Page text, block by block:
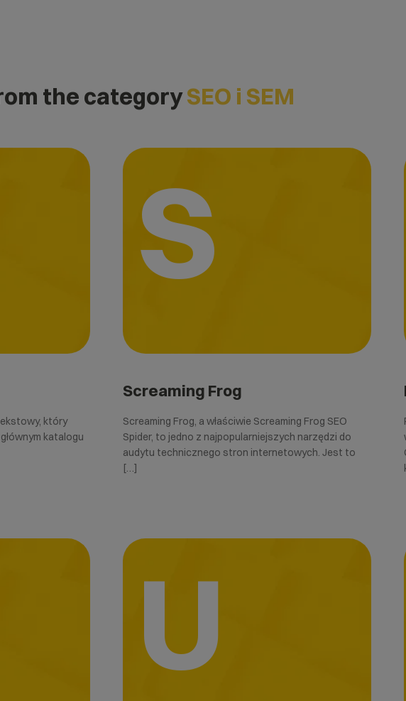
the categorySEO i SEM
który
katalogu
S
Screaming Frog
Screaming Frog, a właściwie Screaming Frog SEO
Spider, to jedno z najpopularniejszych narzędzi do
audytu technicznego stron internetowych. Jest to
[…]
U